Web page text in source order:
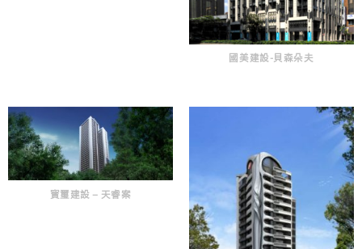
國美建設-貝森朵夫
寳璽建設 – 天睿案